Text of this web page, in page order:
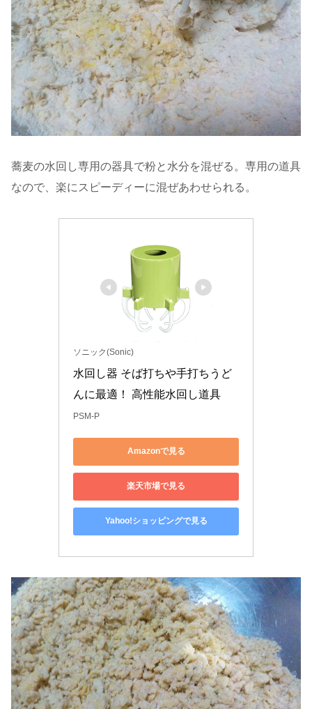
蕎麦の水回し専用の器具で粉と水分を混ぜる。専用の道具
なので、楽にスピーディーに混ぜあわせられる。
ソニック(Sonic)
水回し器 そば打ちや手打ちうど
んに最適！ 高性能水回し道具
PSM-P
Amazonで見る
楽天市場で見る
Yahoo!ショッピングで見る